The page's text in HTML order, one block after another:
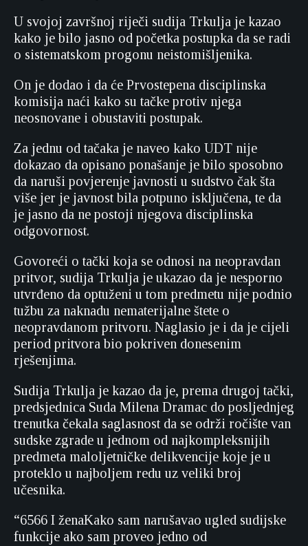
U svojoj završnoj riječi sudija Trkulja je kazao
kako je bilo jasno od početka postupka da se radi
o sistematskom progonu neistomišljenika.
On je dodao i da će Prvostepena disciplinska
komisija naći kako su tačke protiv njega
neosnovane i obustaviti postupak.
Za jednu od tačaka je naveo kako UDT nije
dokazao da opisano ponašanje je bilo sposobno
da naruši povjerenje javnosti u sudstvo čak šta
više jer je javnost bila potpuno isključena, te da
je jasno da ne postoji njegova disciplinska
odgovornost.
Govoreći o tački koja se odnosi na neopravdan
pritvor, sudija Trkulja je ukazao da je nesporno
utvrđeno da optuženi u tom predmetu nije podnio
tužbu za naknadu nematerijalne štete o
neopravdanom pritvoru. Naglasio je i da je cijeli
period pritvora bio pokriven donesenim
rješenjima.
Sudija Trkulja je kazao da je, prema drugoj tački,
predsjednica Suda Milena Dramac do posljednjeg
trenutka čekala saglasnost da se održi ročište van
sudske zgrade u jednom od najkompleksnijih
predmeta maloljetničke delikvencije koje je u
proteklo u najboljem redu uz veliki broj
učesnika.
“6566 I ženaKako sam narušavao ugled sudijske
funkcije ako sam proveo jedno od